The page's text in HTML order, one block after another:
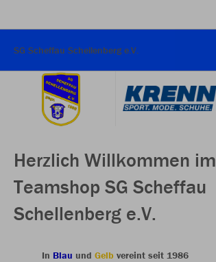
SG Scheffau Schellenberg e.V.
Herzlich Willkommen im
Teamshop SG Scheffau
Schellenberg e.V.
In Blau und Gelb vereint seit 1986